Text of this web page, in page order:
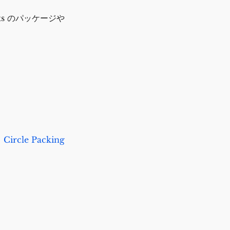
のパッケージや
Circle Packing